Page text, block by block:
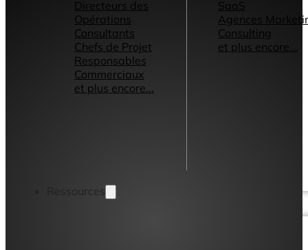
Directeurs des
Opérations
Consultants
Chefs de Projet
Responsables
Commerciaux
et plus encore...
SaaS
Agences
Consulting
et plus encore...
Ressources